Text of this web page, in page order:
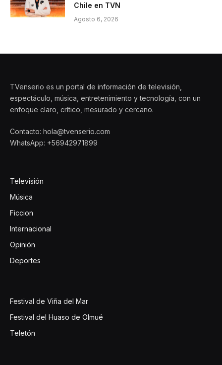
Chile en TVN
Agosto 6, 2026
TVenserio es un portal de información de televisión,
espectáculo, música, entretenimiento y tecnología, con un
enfoque claro, crítico, mesurado y cercano.
Contacto: hola@tvenserio.com
WhatsApp: +56942971899
Televisión
Música
Ficcion
Internacional
Opinión
Deportes
Festival de Viña del Mar
Festival del Huaso de Olmué
Teletón